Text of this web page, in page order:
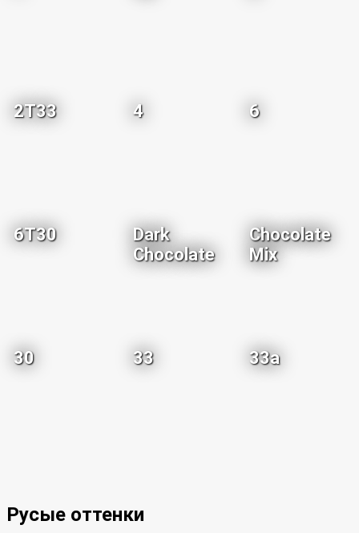
2T33 4 6
6T30
Dark
Chocolate
Chocolate
Mix
30 33 33a
Русые оттенки